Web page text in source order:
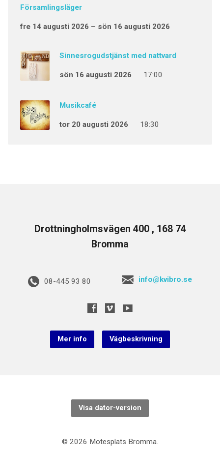
Församlingsläger
fre 14 augusti 2026 – sön 16 augusti 2026
Sinnesrogudstjänst med nattvard
sön 16 augusti 2026 17:00
Musikcafé
tor 20 augusti 2026 18:30
Drottningholmsvägen 400 , 168 74
Bromma
08-445 93 80 info@kvibro.se
Mer info Vägbeskrivning
Visa dator-version
© 2026 Mötesplats Bromma.